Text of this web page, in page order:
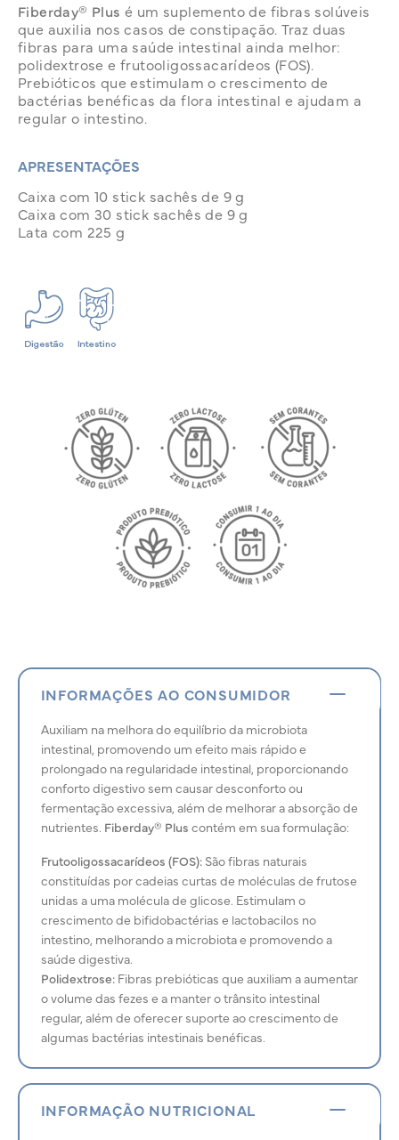
Fiberday® Plus é um suplemento de fibras solúveis
que auxilia nos casos de constipação. Traz duas
fibras para uma saúde intestinal ainda melhor:
polidextrose e frutooligossacarídeos (FOS).
Prebióticos que estimulam o crescimento de
bactérias benéficas da flora intestinal e ajudam a
regular o intestino.
APRESENTAÇÕES
Caixa com 10 stick sachês de 9 g
Caixa com 30 stick sachês de 9 g
Lata com 225 g
INFORMAÇÕES AO CONSUMIDOR
Auxiliam na melhora do equilíbrio da microbiota
intestinal, promovendo um efeito mais rápido e
prolongado na regularidade intestinal, proporcionando
conforto digestivo sem causar desconforto ou
fermentação excessiva, além de melhorar a absorção de
nutrientes. Fiberday® Plus contém em sua formulação:
Frutooligossacarídeos (FOS):São fibras naturais
constituídas por cadeias curtas de moléculas de frutose
unidas a uma molécula de glicose. Estimulam o
crescimento de bifidobactérias e lactobacilos no
intestino, melhorando a microbiota e promovendo a
saúde digestiva.
Polidextrose:Fibras prebióticas que auxiliam a aumentar
o volume das fezes e a manter o trânsito intestinal
regular, além de oferecer suporte ao crescimento de
algumas bactérias intestinais benéficas.
INFORMAÇÃO NUTRICIONAL